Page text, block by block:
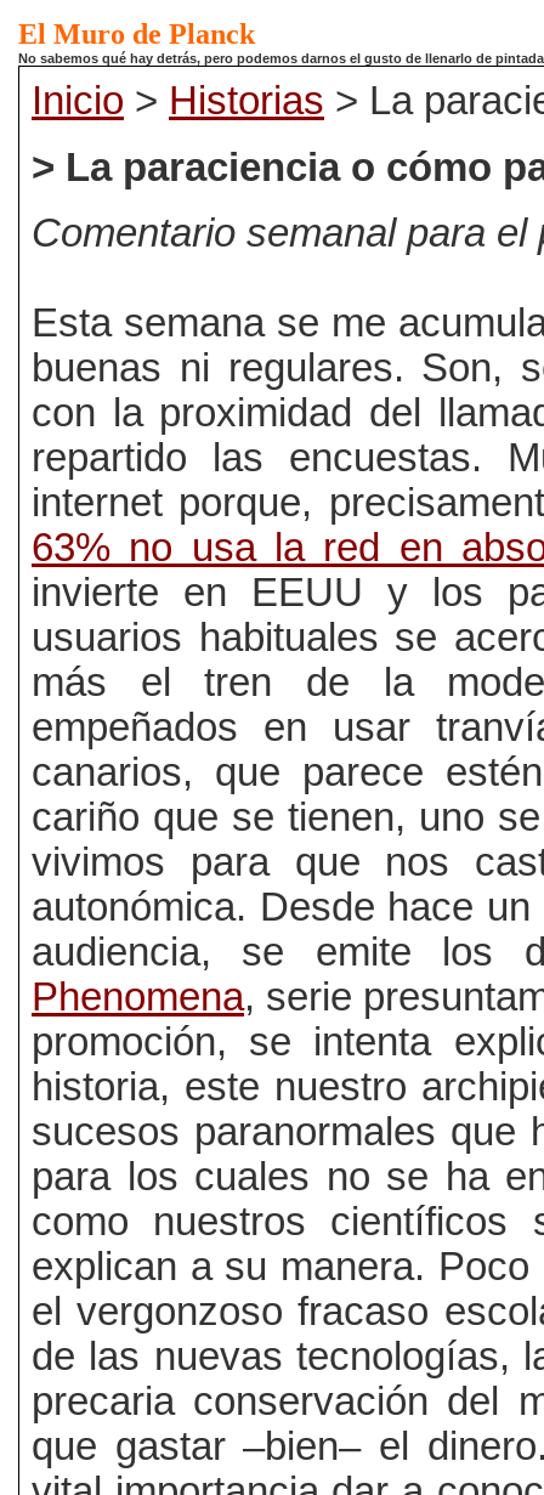
El Muro de Planck
No sabemos qué hay detrás, pero podemos darnos el gusto de llenarlo de
Inicio > Historias > La
> La paraciencia o cómo
Comentario semanal para
Esta semana se me
buenas ni regulares. Son,
con la proximidad del
repartido las encuestas.
internet porque,
63% no usa la red en
invierte en EEUU y los
usuarios habituales se
más el tren de la
empeñados en usar
canarios, que parece
cariño que se tienen, uno
vivimos para que nos
autonómica. Desde hace
audiencia, se emite los
Phenomena, serie
promoción, se intenta
historia, este nuestro
sucesos paranormales que
para los cuales no se ha
como nuestros
explican a su manera.
el vergonzoso fracaso
de las nuevas tecnologías,
precaria conservación del
que gastar –bien– el